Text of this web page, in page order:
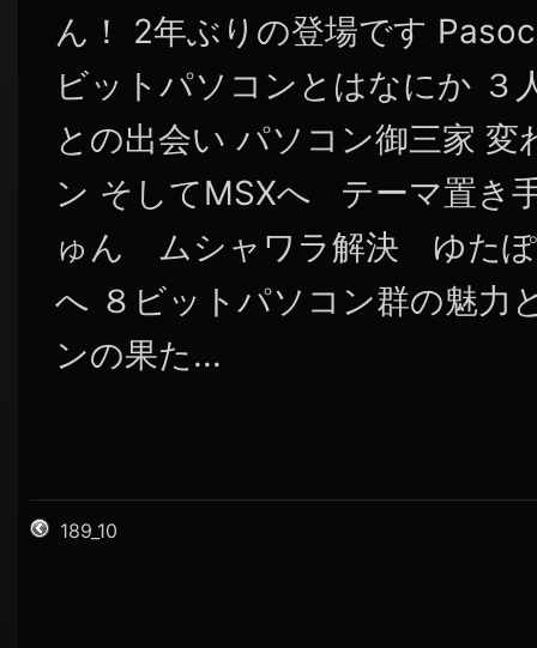
ん！ 2年ぶりの登場です
ビットパソコンとはなにか ３
との出会い パソコン御三家
ン そしてMSXへ テーマ置き
ゅん ムシャワラ解決 ゆた
へ ８ビットパソコン群の魅力
ンの果た...
189_10